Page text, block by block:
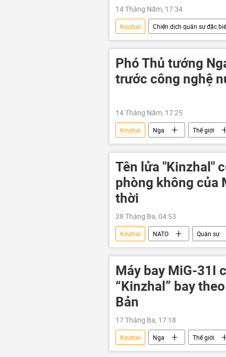
14 Tháng Năm, 17:34
Kinzhal Chiến dịch quân sự đặc
Quân đội Ukraina
Nga
Quân đội Nga
quân đội
Phó Thủ tướng
trước công nghệ
14 Tháng Năm, 17:25
Kinzhal Nga Thế giới
Poseidon
Tên lửa "Kinzhal"
phòng không của
thời
28 Tháng Ba, 04:53
Kinzhal NATO Quân sự
Cuộc khủng hoảng ở Ukraina
hệ thống phòng không
MiG-
máy bay tiêm kích
Báo chí
Máy bay MiG-31I
“Kinzhal” bay
Bản
17 Tháng Ba, 17:18
Kinzhal Nga Thế giới
biển Nhật Bản
MiG-31